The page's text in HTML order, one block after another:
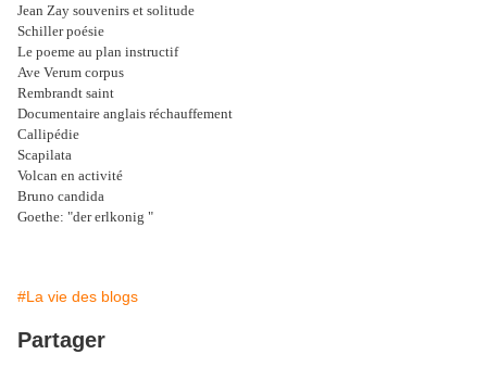
Jean Zay souvenirs et solitude
Schiller poésie
Le poeme au plan instructif
Ave Verum corpus
Rembrandt saint
Documentaire anglais réchauffement
Callipédie
Scapilata
Volcan en activité
Bruno candida
Goethe: "der erlkonig "
#La vie des blogs
Partager